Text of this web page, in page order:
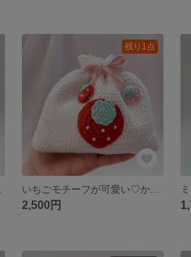
残り1点
2,500円